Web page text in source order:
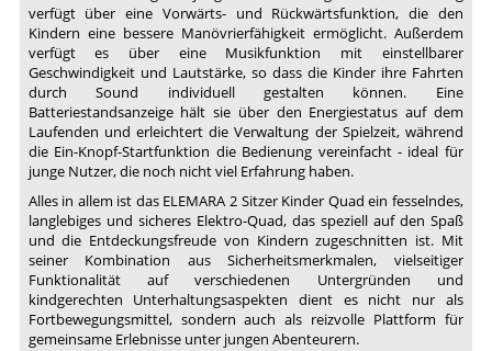
verfügt über eine Vorwärts- und Rückwärtsfunktion, die den
Kindern eine bessere Manövrierfähigkeit ermöglicht. Außerdem
verfügt es über eine Musikfunktion mit einstellbarer
Geschwindigkeit und Lautstärke, so dass die Kinder ihre Fahrten
durch Sound individuell gestalten können. Eine
Batteriestandsanzeige hält sie über den Energiestatus auf dem
Laufenden und erleichtert die Verwaltung der Spielzeit, während
die Ein-Knopf-Startfunktion die Bedienung vereinfacht - ideal für
junge Nutzer, die noch nicht viel Erfahrung haben.
Alles in allem ist das ELEMARA 2 Sitzer Kinder Quad ein fesselndes,
langlebiges und sicheres Elektro-Quad, das speziell auf den Spaß
und die Entdeckungsfreude von Kindern zugeschnitten ist. Mit
seiner Kombination aus Sicherheitsmerkmalen, vielseitiger
Funktionalität auf verschiedenen Untergründen und
kindgerechten Unterhaltungsaspekten dient es nicht nur als
Fortbewegungsmittel, sondern auch als reizvolle Plattform für
gemeinsame Erlebnisse unter jungen Abenteurern.